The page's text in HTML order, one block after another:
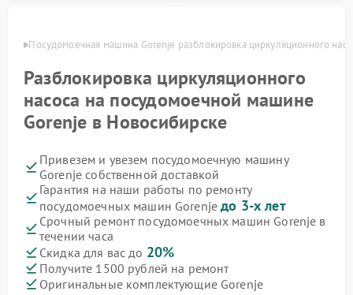
Посудомоечная машина Gorenje разблокировка циркуляционного
Разблокировка циркуляционного
насоса на посудомоечной машине
Gorenje в Новосибирске
Привезем и увезем посудомоечную машину
Gorenje собственной доставкой
Гарантия на наши работы по ремонту
посудомоечных машин Gorenjeдо 3-х лет
Срочный ремонт посудомоечных машин Gorenje в
течении часа
Скидка для вас до 20%
Получите 1500 рублей на ремонт
Оригинальные комплектующие Gorenje